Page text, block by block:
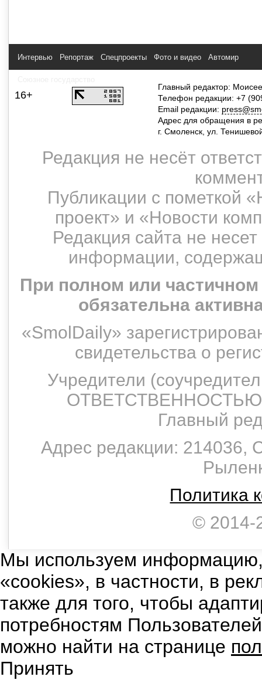
Интервью Репортаж Спецпроекты Фото и видео Автомир
16+
Главный редактор:
Телефон редакции: +7
Email редакции:
Адрес для обращения в
г. Смоленск, ул.
Редакция не несёт
Публикации с пометкой
проект» и «Новости
Редакция сайта не
информации,
При полном или
обязательна
«SmolDaily»
свидетельства о
Учредители
Главный
Адрес редакции: 214036,
Политика
© 2014-
Мы используем
«cookies», в частности, в
также для того, чтобы
потребностям
можно найти на странице
Принять